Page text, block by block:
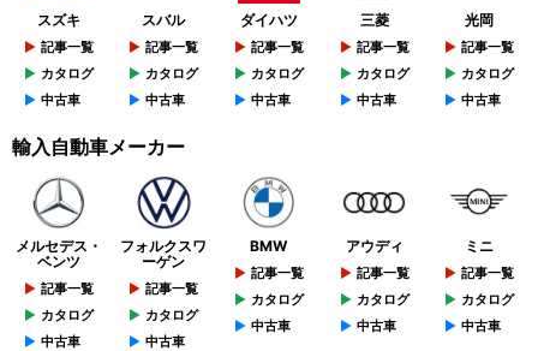
スズキ
記事一覧
カタログ
中古車
スバル
記事一覧
カタログ
中古車
ダイハツ
記事一覧
カタログ
中古車
三菱
記事一覧
カタログ
中古車
光岡
記事一覧
カタログ
中古車
輸入自動車メーカー
メルセデス・
ベンツ
記事一覧
カタログ
中古車
フォルクスワ
ーゲン
記事一覧
カタログ
中古車
BMW
記事一覧
カタログ
中古車
アウディ
記事一覧
カタログ
中古車
ミニ
記事一覧
カタログ
中古車